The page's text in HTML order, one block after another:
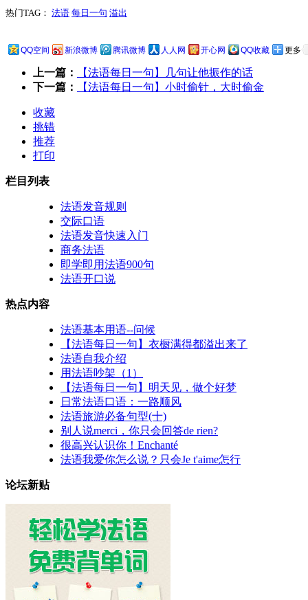
热门TAG： 法语 每日一句 溢出
QQ空间 新浪微博 腾讯微博 人人网 开心网 QQ收藏 更多
上一篇：
【法语每日一句】几句让他振作的话
下一篇：
【法语每日一句】小时偷针，大时偷金
收藏
挑错
推荐
打印
栏目列表
法语发音规则
交际口语
法语发音快速入门
商务法语
即学即用法语900句
法语开口说
热点内容
法语基本用语--问候
【法语每日一句】衣橱满得都溢出来了
法语自我介绍
用法语吵架（1）
【法语每日一句】明天见，做个好梦
日常法语口语：一路顺风
法语旅游必备句型(十)
别人说merci，你只会回答de rien?
很高兴认识你！Enchanté
法语我爱你怎么说？只会Je t'aime怎行
论坛新贴